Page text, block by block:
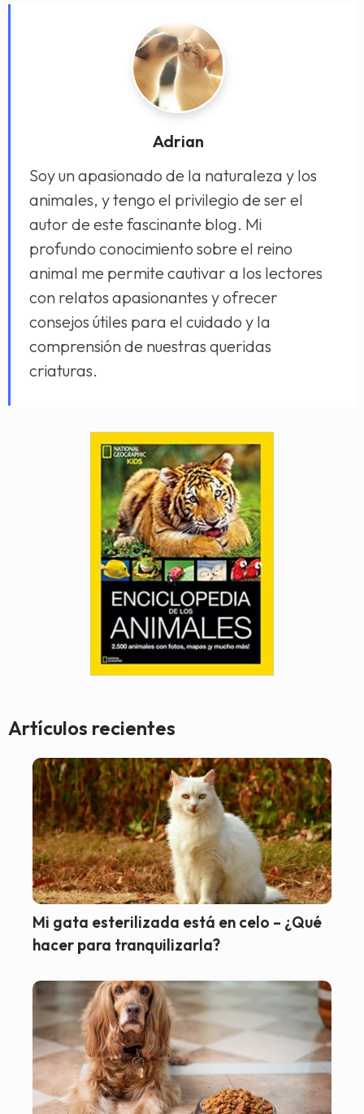
Adrian
Soy un apasionado de la naturaleza y los
animales, y tengo el privilegio de ser el
autor de este fascinante blog. Mi
profundo conocimiento sobre el reino
animal me permite cautivar a los lectores
con relatos apasionantes y ofrecer
consejos útiles para el cuidado y la
comprensión de nuestras queridas
criaturas.
Artículos recientes
Mi gata esterilizada está en celo – ¿Qué
hacer para tranquilizarla?